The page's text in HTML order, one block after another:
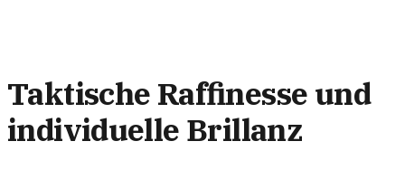
Taktische Raffinesse und
individuelle Brillanz